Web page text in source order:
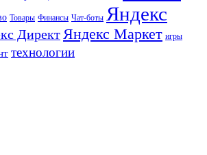
Товары Финансы Чат-боты Яндекс
Директ Яндекс Маркет игры
технологии